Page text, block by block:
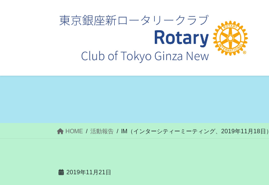
ス
ン
HOME 活動報告 IM（インターシティーミーティング、2019年11月18日）
2019年11月21日